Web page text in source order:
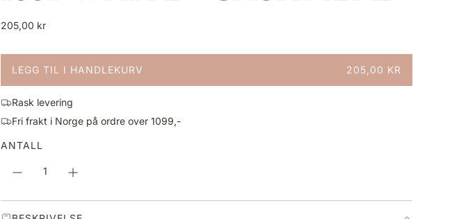
V
n
i
g
p
i
205,00 kr
LEGG TIL I HANDLEKURV 205,00 KR
L
S
T
R
.
Rask levering
Fri frakt i Norge på ordre over 1099,-
ANTALL